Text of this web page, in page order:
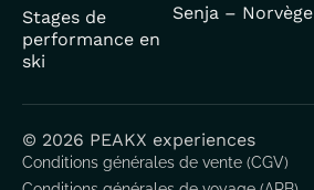
Stages de
performance en
ski
Senja – Norvège
© 2026 PEAKX experiences
Conditions générales de vente (CGV)